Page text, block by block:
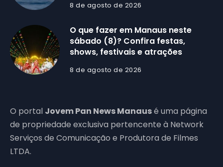
8 de agosto de 2026
O que fazer em Manaus neste
sábado (8)? Confira festas,
shows, festivais e atrações
8 de agosto de 2026
O portal Jovem Pan News Manausé uma página
de propriedade exclusiva pertencente à Network
Serviços de Comunicação e Produtora de Filmes
LTDA.